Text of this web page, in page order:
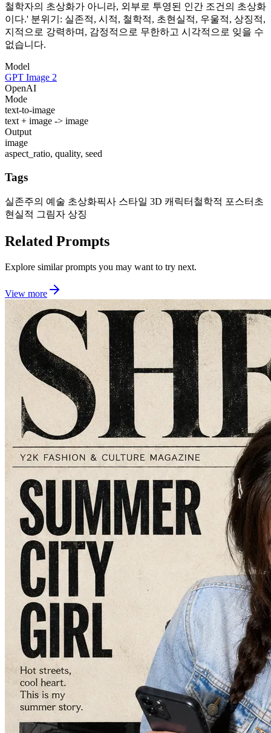
철학자의 초상화가 아니라, 외부로 투영된 인간 조건의 초상화
이다.' 분위기: 실존적, 시적, 철학적, 초현실적, 우울적, 상징적,
지적으로 강력하며, 감정적으로 무한하고 시각적으로 잊을 수
없습니다.
Model
GPT Image 2
OpenAI
Mode
text-to-image
text + image -> image
Output
image
aspect_ratio, quality, seed
Tags
실존주의 예술 초상화픽사 스타일 3D 캐릭터 철학적 포스터 초
현실적 그림자 상징
Related Prompts
Explore similar prompts you may want to try next.
View more